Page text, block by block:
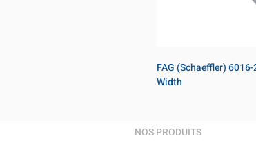
FAG (Schaeffler)
Width
NOS PRODUITS